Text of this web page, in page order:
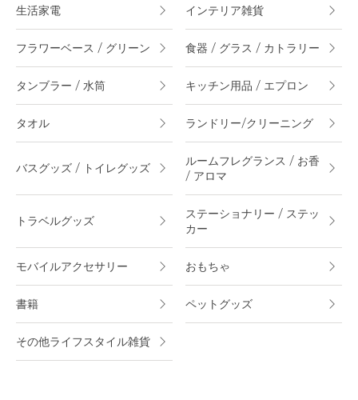
生活家電 インテリア雑貨
フラワーベース / グリーン 食器 / グラス / カトラリー
タンブラー / 水筒 キッチン用品 / エプロン
タオル ランドリー/クリーニング
バスグッズ / トイレグッズ
ルームフレグランス / お香
/ アロマ
トラベルグッズ
ステーショナリー / ステッ
カー
モバイルアクセサリー おもちゃ
書籍 ペットグッズ
その他ライフスタイル雑貨